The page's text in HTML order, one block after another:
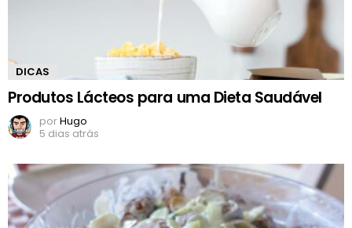
DICAS
Produtos Lácteos para uma Dieta Saudável
porHugo
5 dias atrás